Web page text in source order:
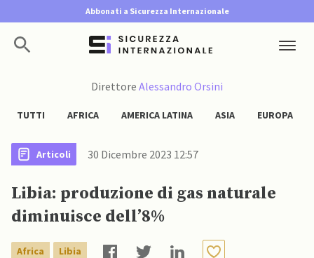
Abbonati a Sicurezza Internazionale
Direttore Alessandro Orsini
TUTTI AFRICA AMERICA LATINA ASIA EUROPA
Articoli 30 Dicembre 2023 12:57
Libia: produzione di gas naturale
diminuisce dell’8%
Africa Libia